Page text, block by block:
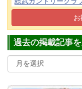
(正会員)
東京五日市カントリ
過去の掲載記事